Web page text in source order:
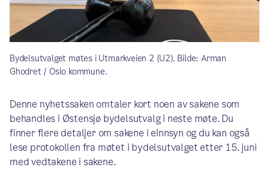
Bydelsutvalget møtes i Utmarkveien 2 (U2). Bilde: Arman
Ghodret / Oslo kommune.
Denne nyhetssaken omtaler kort noen av sakene som
behandles i Østensjø bydelsutvalg i neste møte. Du
finner flere detaljer om sakene i eInnsyn og du kan også
lese protokollen fra møtet i bydelsutvalget etter 15. juni
med vedtakene i sakene.